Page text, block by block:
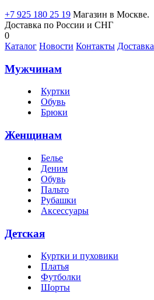
+7 925 180 25 19 Магазин в Москве.
Доставка по России и СНГ
0
Каталог Новости Контакты Доставка
Мужчинам
Куртки
Обувь
Брюки
Женщинам
Белье
Деним
Обувь
Пальто
Рубашки
Аксессуары
Детская
Куртки и пуховики
Платья
Футболки
Шорты